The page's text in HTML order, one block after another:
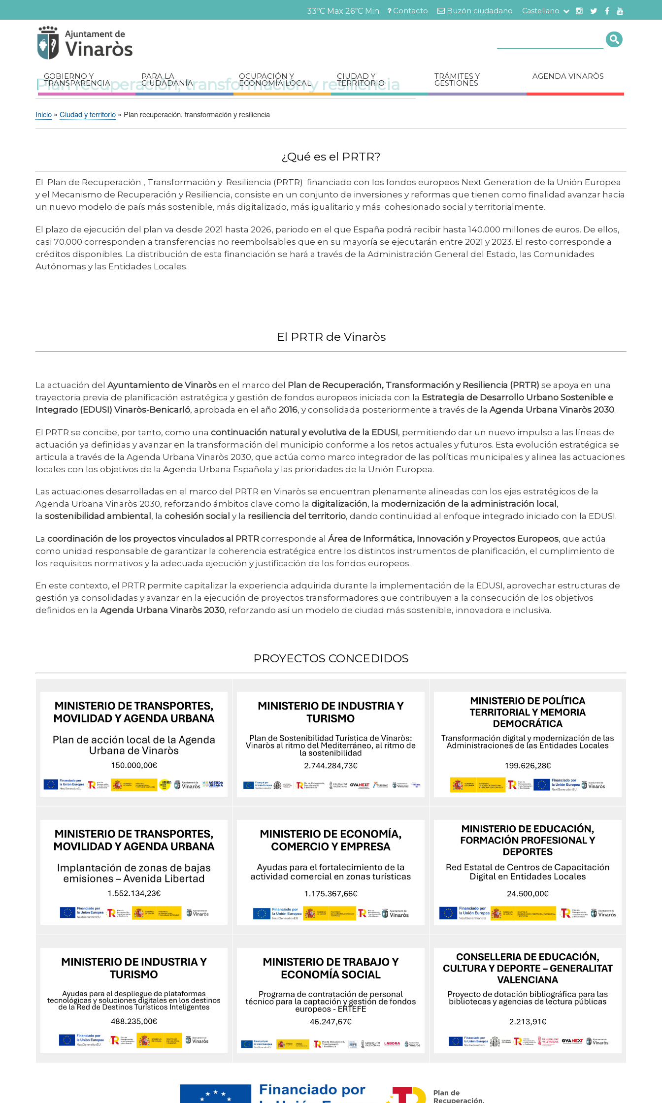
Pasar
al
relacionados
Menú
Contacto Buzón ciudadano Castellano
33ºC Max 26ºC Min
GOBIERNO Y
TRANSPARENCIA
PARA LA
CIUDADANÍA
OCUPACIÓN Y
ECONOMÍA LOCAL
CIUDAD Y
TERRITORIO
TRÁMITES Y
GESTIONES
AGENDA VINARÒS
Plan recuperación, transformación y resiliencia
Sobrescribir
a
la
navegación
Inicio Ciudad y territorio Plan recuperación, transformación y resiliencia
¿Qué es el PRTR?
El Plan de Recuperación , Transformación y Resiliencia (PRTR) financiado con los fondos europeos Next Generation de la Unión Europea
y el Mecanismo de Recuperación y Resiliencia, consiste en un conjunto de inversiones y reformas que tienen como finalidad avanzar hacia
un nuevo modelo de país más sostenible, más digitalizado, más igualitario y más cohesionado social y territorialmente.
El plazo de ejecución del plan va desde 2021 hasta 2026, periodo en el que España podrá recibir hasta 140.000 millones de euros. De ellos,
casi 70.000 corresponden a transferencias no reembolsables que en su mayoría se ejecutarán entre 2021 y 2023. El resto corresponde a
créditos disponibles. La distribución de esta financiación se hará a través de la Administración General del Estado, las Comunidades
Autónomas y las Entidades Locales.​​​​​
El PRTR de Vinaròs
La actuación del Ayuntamiento de Vinaròsen el marco del Plan de Recuperación, Transformación y Resiliencia (PRTR) se apoya en una
trayectoria previa de planificación estratégica y gestión de fondos europeos iniciada con la Estrategia de Desarrollo Urbano Sostenible e
Integrado (EDUSI) Vinaròs-Benicarló, aprobada en el año 2016, y consolidada posteriormente a través de la Agenda Urbana Vinaròs 2030.
El PRTR se concibe, por tanto, como una continuación natural y evolutiva de la EDUSI, permitiendo dar un nuevo impulso a las líneas de
actuación ya definidas y avanzar en la transformación del municipio conforme a los retos actuales y futuros. Esta evolución estratégica se
articula a través de la Agenda Urbana Vinaròs 2030, que actúa como marco integrador de las políticas municipales y alinea las actuaciones
locales con los objetivos de la Agenda Urbana Española y las prioridades de la Unión Europea.
Las actuaciones desarrolladas en el marco del PRTR en Vinaròs se encuentran plenamente alineadas con los ejes estratégicos de la
Agenda Urbana Vinaròs 2030, reforzando ámbitos clave como la digitalización, la modernización de la administración local,
la sostenibilidad ambiental, la cohesión social y la resiliencia del territorio, dando continuidad al enfoque integrado iniciado con la EDUSI.
La coordinación de los proyectos vinculados al PRTRcorresponde al Área de Informática, Innovación y Proyectos Europeos, que actúa
como unidad responsable de garantizar la coherencia estratégica entre los distintos instrumentos de planificación, el cumplimiento de
los requisitos normativos y la adecuada ejecución y justificación de los fondos europeos.
En este contexto, el PRTR permite capitalizar la experiencia adquirida durante la implementación de la EDUSI, aprovechar estructuras de
gestión ya consolidadas y avanzar en la ejecución de proyectos transformadores que contribuyen a la consecución de los objetivos
definidos en la Agenda Urbana Vinaròs 2030, reforzando así un modelo de ciudad más sostenible, innovadora e inclusiva.
PROYECTOS CONCEDIDOS